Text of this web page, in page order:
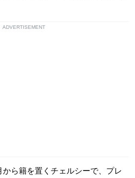
ADVERTISEMENT
ら籍を置くチェルシーで、プレ